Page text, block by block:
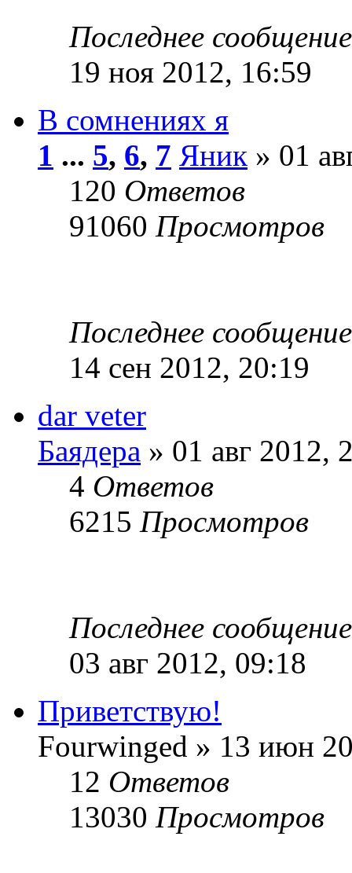
Последнее
19 ноя 2012, 16:59
В сомнениях я
1 ... 5, 6, 7 Яник » 01
120 Ответов
91060 Просмотров
Последнее
14 сен 2012, 20:19
dar veter
Баядера » 01 авг 2012,
4 Ответов
6215 Просмотров
Последнее
03 авг 2012, 09:18
Приветствую!
Fourwinged » 13 июн
12 Ответов
13030 Просмотров